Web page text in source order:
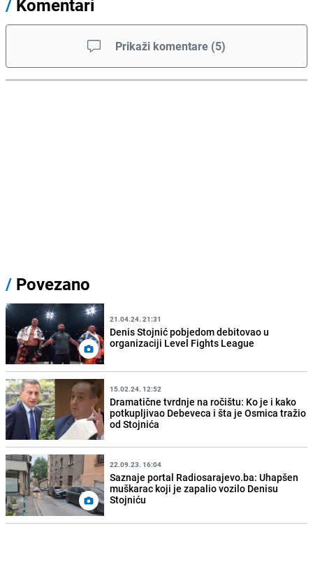
/ Komentari
Prikaži komentare (5)
/ Povezano
21.04.24. 21:31
Denis Stojnić pobjedom debitovao u
organizaciji Level Fights League
15.02.24. 12:52
Dramatične tvrdnje na ročištu: Ko je i kako
potkupljivao Debeveca i šta je Osmica tražio
od Stojnića
22.09.23. 16:04
Saznaje portal Radiosarajevo.ba: Uhapšen
muškarac koji je zapalio vozilo Denisu
Stojniću